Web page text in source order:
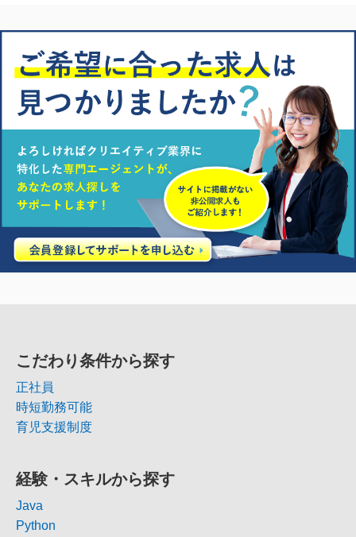
こだわり条件から探す
正社員
時短勤務可能
育児支援制度
経験・スキルから探す
Java
Python